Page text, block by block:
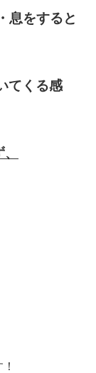
をすると
くる感